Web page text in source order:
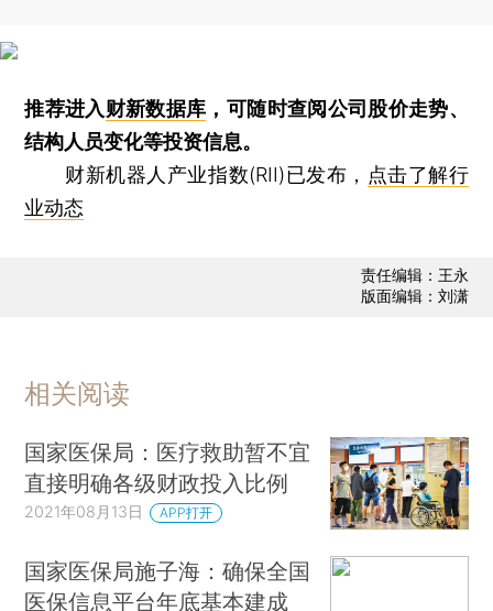
推荐进入财新数据库 ，可随时查阅公司股价走势、
结构人员变化等投资信息。
财新机器人产业指数(RII)已发布， 点击了解行
业动态
责任编辑：王永
版面编辑：刘潇
相关阅读
国家医保局：医疗救助暂不宜
直接明确各级财政投入比例
2021年08月13日 APP打开
国家医保局施子海：确保全国
医保信息平台年底基本建成